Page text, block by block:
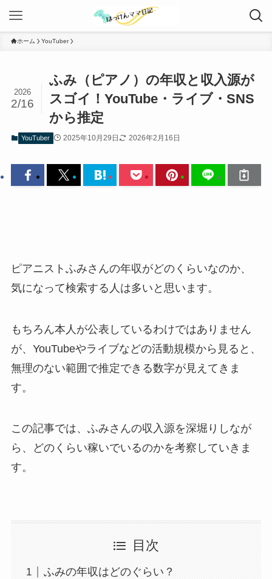
ホーム YouTuber
ふみ（ピアノ）の年収と収入源が
スゴイ！YouTube・ライブ・SNS
から推定
2026
2/16
YouTuber 2025年10月29日 2026年2月16日
ピアニストふみさんの年収がどのくらいなのか、
気になって検索する人は多いと思います。
もちろん本人が公表しているわけではありません
が、YouTubeやライブなどの活動規模から見ると、
無理のない範囲で推定できる数字が見えてきま
す。
この記事では、ふみさんの収入源を深堀りしなが
ら、どのくらい稼いでいるのかを考察していきま
す。
目次
ふみの年収はどのぐらい？